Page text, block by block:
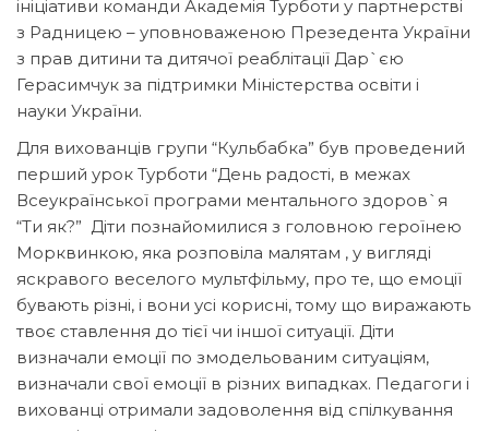
ініціативи команди Академія Турботи у партнерстві
з Радницею – уповноваженою Презедента України
з прав дитини та дитячої реаблітації Дар`єю
Герасимчук за підтримки Міністерства освіти і
науки України.
Для вихованців групи “Кульбабка” був проведений
перший урок Турботи “День радості, в межах
Всеукраїнської програми ментального здоров`я
“Ти як?” Діти познайомилися з головною героїнею
Морквинкою, яка розповіла малятам , у вигляді
яскравого веселого мультфільму, про те, що емоції
бувають різні, і вони усі корисні, тому що виражають
твоє ставлення до тієї чи іншої ситуації. Діти
визначали емоції по змодельованим ситуаціям,
визначали свої емоції в різних випадках. Педагоги і
вихованці отримали задоволення від спілкування